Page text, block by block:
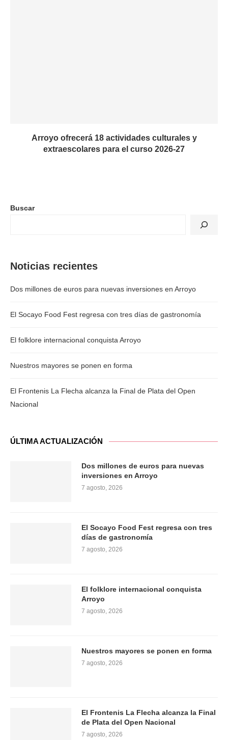
Arroyo ofrecerá 18 actividades culturales y
extraescolares para el curso 2026-27
Buscar
Noticias recientes
Dos millones de euros para nuevas inversiones en Arroyo
El Socayo Food Fest regresa con tres días de gastronomía
El folklore internacional conquista Arroyo
Nuestros mayores se ponen en forma
El Frontenis La Flecha alcanza la Final de Plata del Open
Nacional
ÚLTIMA ACTUALIZACIÓN
Dos millones de euros para nuevas
inversiones en Arroyo
7 agosto, 2026
El Socayo Food Fest regresa con tres
días de gastronomía
7 agosto, 2026
El folklore internacional conquista
Arroyo
7 agosto, 2026
Nuestros mayores se ponen en forma
7 agosto, 2026
El Frontenis La Flecha alcanza la Final
de Plata del Open Nacional
7 agosto, 2026